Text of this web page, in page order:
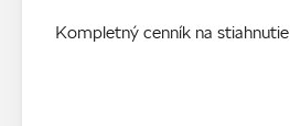
Kompletný cenník na stiahnutie